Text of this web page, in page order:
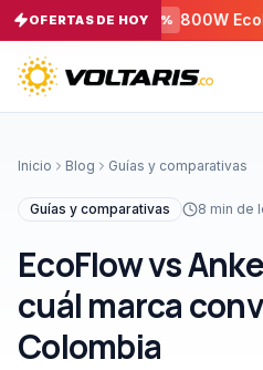
OFERTAS DE HOY
W + P −5% 800W EcoFlow
Inicio Blog Guías y comparativas
Guías y comparativas 8 min de
EcoFlow vs
cuál marca
Colombia
Tu
Vacío
carrito
está
Agrega
con el
botón
al
y